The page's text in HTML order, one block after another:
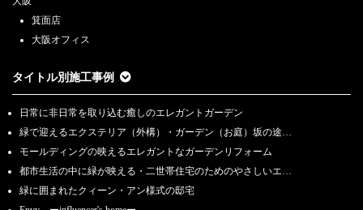
箕面店
大阪オフィス
タイトル別施工事例
日常に非日常を取り込む癒しのエレガントガーデン
緑で迎えるエクステリア（外構）・ガーデン（お庭）坂の途…
モールディングの映えるエレガントなガーデンリフォーム
都市生活の中に緑が映える・二世帯住宅のためのやさしいエ…
緑に囲まれたクィーン・アン様式の邸宅